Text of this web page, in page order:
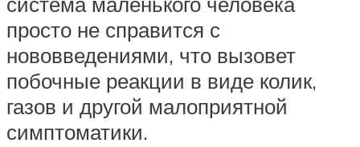
просто не справится с
нововведениями, что вызовет
побочные реакции в виде колик,
газов и другой малоприятной
симптоматики.